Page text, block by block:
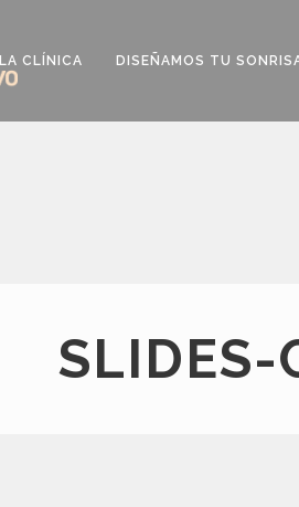
LA CLÍNICA DISEÑAMOS TU
SLIDES-